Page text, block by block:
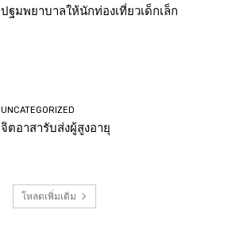
ปฐมพยาบาลให้นักท่องเที่ยวเด็กเล็ก
UNCATEGORIZED
จิตอาสารับส่งผู้สูงอายุ
โหลดเพิ่มเติม